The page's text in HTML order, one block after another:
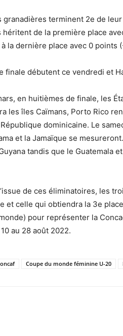
granadières terminent 2e de
héritent de la première place
la dernière place avec 0 points
finale débutent ce vendredi et
en huitièmes de finale, les
les îles Caïmans, Porto Rico
dominicaine. Le
et la Jamaïque se
tandis que le Guatemala
de ces éliminatoires, les
et celle qui obtiendra la 3e
pour représenter la
au 28 août 2022.
Coupe du monde féminine U-20